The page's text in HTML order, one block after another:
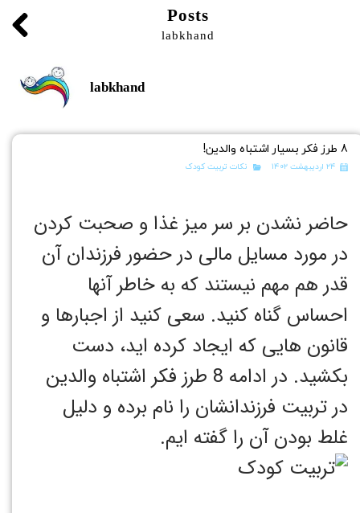
Posts
labkhand
labkhand
8 طرز فکر بسیار اشتباه والدین!
۲۴ اردیبهشت ۱۴۰۲ نکات تربیت کودک
حاضر نشدن بر سر میز غذا و صحبت کردن
در مورد مسایل مالی در حضور فرزندان آن
قدر هم مهم نیستند که به خاطر آنها
احساس گناه کنید. سعی کنید از اجبارها و
قانون هایی که ایجاد کرده اید، دست
بکشید. در ادامه 8 طرز فکر اشتباه والدین
در تربیت فرزندانشان را نام برده و دلیل
غلط بودن آن را گفته ایم.